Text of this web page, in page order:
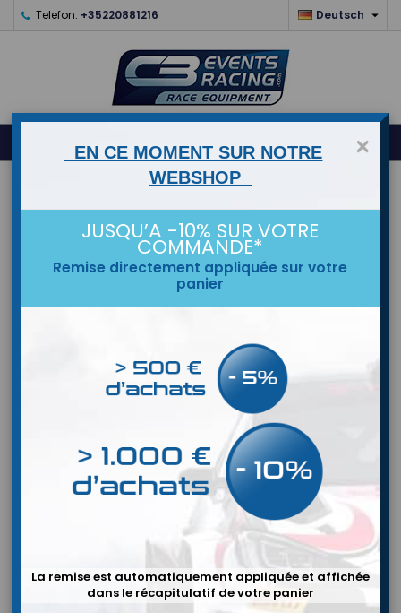
Telefon: +35220881216 Deutsch 
  ×
EN CE MOMENT SUR NOTRE
WEBSHOP
JUSQU’A -10% SUR VOTRE
COMMANDE*
Remise directement appliquée sur votre
panier
La remise est automatiquement appliquée et affichée
dans le récapitulatif de votre panier